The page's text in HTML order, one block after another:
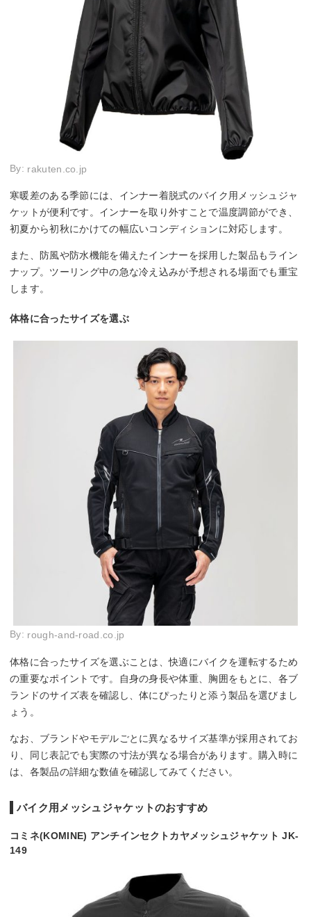
By: rakuten.co.jp
寒暖差のある季節には、インナー着脱式のバイク用メッシュジャ
ケットが便利です。インナーを取り外すことで温度調節ができ、
初夏から初秋にかけての幅広いコンディションに対応します。
また、防風や防水機能を備えたインナーを採用した製品もライン
ナップ。ツーリング中の急な冷え込みが予想される場面でも重宝
します。
体格に合ったサイズを選ぶ
By: rough-and-road.co.jp
体格に合ったサイズを選ぶことは、快適にバイクを運転するため
の重要なポイントです。自身の身長や体重、胸囲をもとに、各ブ
ランドのサイズ表を確認し、体にぴったりと添う製品を選びまし
ょう。
なお、ブランドやモデルごとに異なるサイズ基準が採用されてお
り、同じ表記でも実際の寸法が異なる場合があります。購入時に
は、各製品の詳細な数値を確認してみてください。
バイク用メッシュジャケットのおすすめ
コミネ(KOMINE) アンチインセクトカヤメッシュジャケット JK-
149